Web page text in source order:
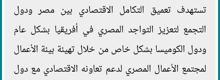
تستهدف تعميق التكامل الاقتصادي بين مصر ودول
التجمع لتعزيز التواجد المصري في أفريقيا بشكل عام
ودول الكوميسا بشكل خاص من خلال تهيئة بيئة الأعمال
لمجتمع الأعمال المصري لدعم تعاونه الاقتصادي مع دول